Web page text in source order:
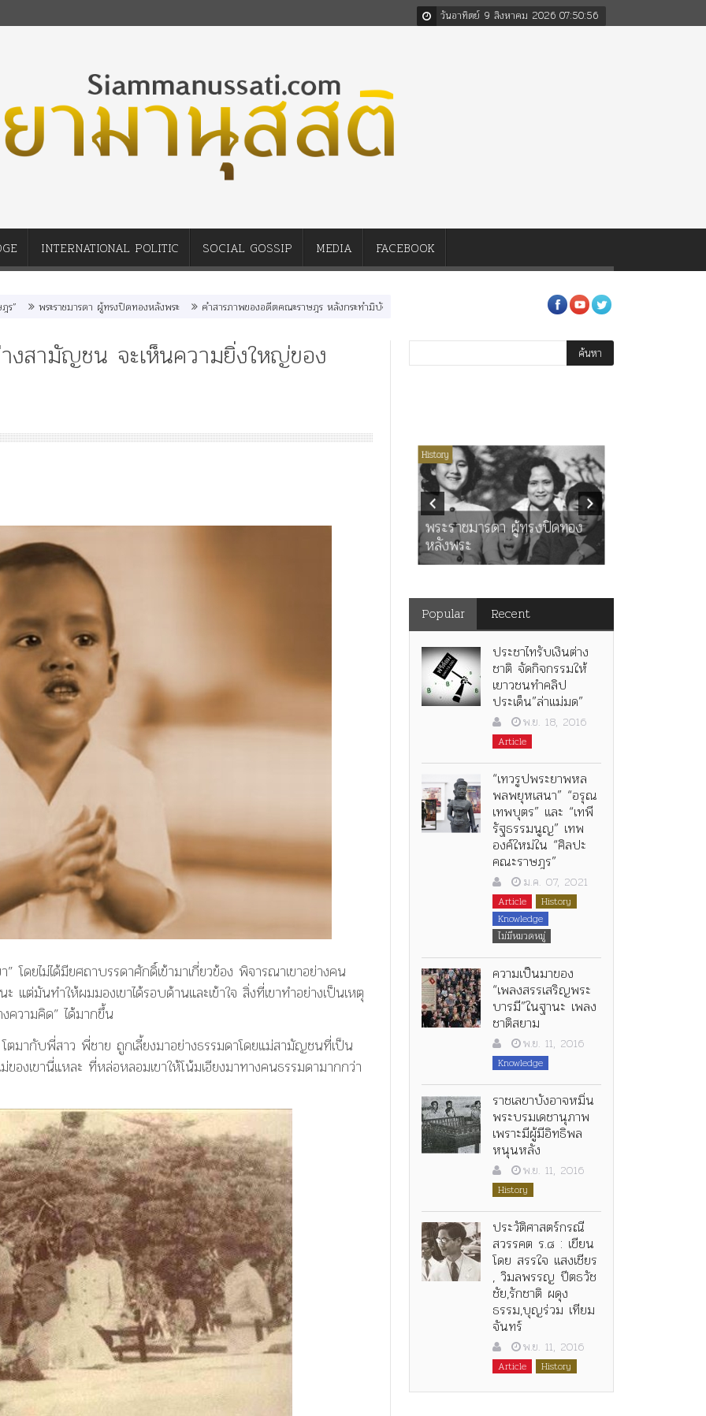
วันอาทิตย์ 9 สิงหาคม 2026 07:50:58
INTERNATIONAL POLITIC SOCIAL GOSSIP MEDIA FACEBOOK
มารดา ผู้ทรงปิดทองหลังพระ คำสารภาพของอดีตคณะราษฎร หลังกระทำมิบังควรต่อในหลวงสามรัชกาล ร่วมกว่า 80ปี ร.๖ สร้าง “จุฬาลงกรณ์มหาวิทยาลัย” ตามพระราช
งสามัญชน จะเห็นความยิ่งใหญ่ของ
ดยไม่ได้มียศถาบรรดาศักดิ์เข้ามาเกี่ยวข้อง พิจารณาเขาอย่างคน
ต่มันทำให้ผมมองเขาได้รอบด้านและเข้าใจ สิ่งที่เขาทำอย่างเป็นเหตุ
ความคิด” ได้มากขึ้น
ตมากับพี่สาว พี่ชาย ถูกเลี้ยงมาอย่างธรรมดาโดยแม่สามัญชนที่เป็น
องเขานี่แหละ ที่หล่อหลอมเขาให้โน้มเอียงมาทางคนธรรมดามากกว่า
องค์ใหม่ใน “ศิลปะคณะ
History
พระราชมารดา ผู้ทรงปิดทอง
หลังพระ
Popular Recent
ประชาไทรับเงินต่าง
ชาติ จัดกิจกรรมให้
เยาวชนทำคลิป
ประเด็น”ล่าแม่มด”
พ.ย. 18, 2016
Article
“เทวรูปพระยาพหล
พลพยุหเสนา” “อรุณ
เทพบุตร” และ “เทพี
รัฐธรรมนูญ” เทพ
องค์ใหม่ใน “ศิลปะ
คณะราษฎร”
ม.ค. 07, 2021
Article
History
Knowledge
ไม่มีหมวดหมู่
ความเป็นมาของ
“เพลงสรรเสริญพระ
บารมี”ในฐานะ เพลง
ชาติสยาม
พ.ย. 11, 2016
Knowledge
ราชเลขาบังอาจหมิ่น
พระบรมเดชานุภาพ
เพราะมีผู้มีอิทธิพล
หนุนหลัง
พ.ย. 11, 2016
History
ประวัติศาสตร์กรณี
สวรรคต ร.๘ : เขียน
โดย สรรใจ แสงเชียร
, วิมลพรรญ ปีตธวัช
ชัย,รักชาติ ผดุง
ธรรม,บุญร่วม เทียม
จันทร์
พ.ย. 11, 2016
Article History